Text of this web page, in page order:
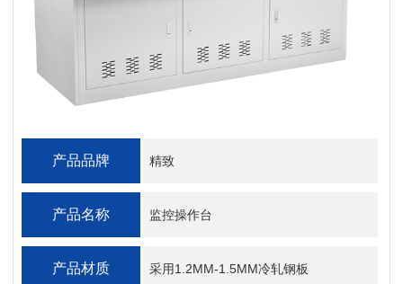
产品品牌 精致
产品名称 监控操作台
产品材质 采用1.2MM-1.5MM冷轧钢板